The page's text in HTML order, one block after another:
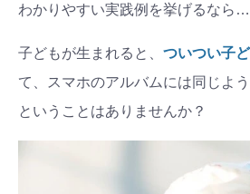
わかりやすい実践例を挙げるなら…
子どもが生まれると、 ついつい子
て、スマホのアルバムには同じよ
ということはありませんか？